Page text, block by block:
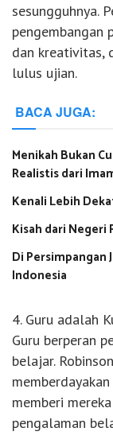
sesungguhnya.
pengembangan
dan kreativitas,
lulus ujian.
BACA JUGA:
Menikah Bukan
Realistis dari
Kenali Lebih
Kisah dari Negeri
Di Persimpangan
Indonesia
4. Guru adalah
Guru berperan
belajar.
memberi
pengalaman